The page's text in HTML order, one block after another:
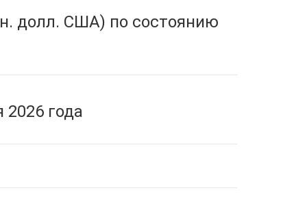
долл. США) по состоянию
года